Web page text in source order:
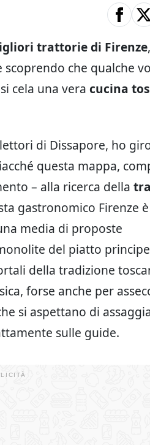
trattorie di Firenze,
che qualche
cela una vera cucina
di Dissapore, ho
questa mappa,
– alla ricerca della
gastronomico Firenze
media di proposte
del piatto
della tradizione
forse anche per
si aspettano di
sulle guide.